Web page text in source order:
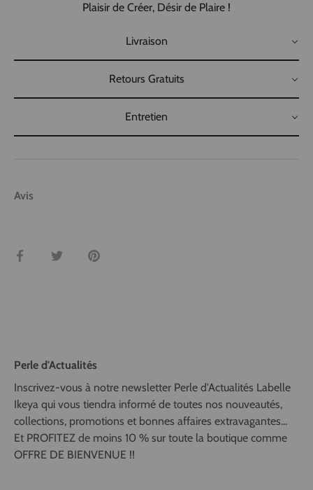
Plaisir de Créer, Désir de Plaire !
Livraison
Retours Gratuits
Entretien
Avis
Partager TweeterÉpingler
Perle d'Actualités
Inscrivez-vous à notre newsletter Perle d'Actualités Labelle
Ikeya qui vous tiendra informé de toutes nos nouveautés,
collections, promotions et bonnes affaires extravagantes...
Et PROFITEZ de moins 10 % sur toute la boutique comme
OFFRE DE BIENVENUE !!